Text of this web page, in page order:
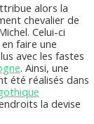
alors la
chevalier de
Celui-ci
faire une
avec les fastes
. Ainsi, une
été réalisés dans
la devise